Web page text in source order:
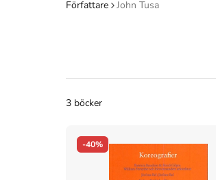
Författare John Tusa
3 böcker
-40%